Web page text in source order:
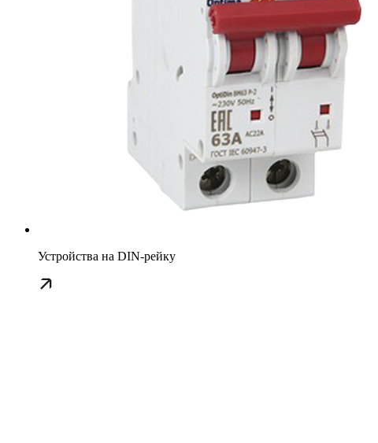
Устройства на DIN-рейку